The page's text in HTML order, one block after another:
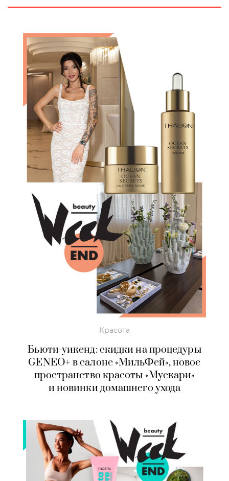
Красота
Бьюти-уикенд: скидки на процедуры
GENEO+ в салоне «МильФей», новое
пространство красоты «Мускари»
и новинки домашнего ухода